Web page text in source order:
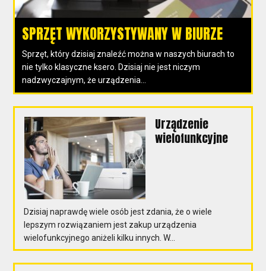
SPRZĘT WYKORZYSTYWANY W BIURZE
Sprzęt, który dzisiaj znaleźć można w naszych biurach to
nie tylko klasyczne ksero. Dzisiaj nie jest niczym
nadzwyczajnym, że urządzenia...
Urządzenie
wielofunkcyjne
Dzisiaj naprawdę wiele osób jest zdania, że o wiele
lepszym rozwiązaniem jest zakup urządzenia
wielofunkcyjnego aniżeli kilku innych. W...